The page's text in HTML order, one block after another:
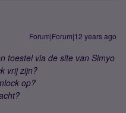
Forum|Forum|12 years ago
toestel via de site van Simyo
vrij zijn?
op?